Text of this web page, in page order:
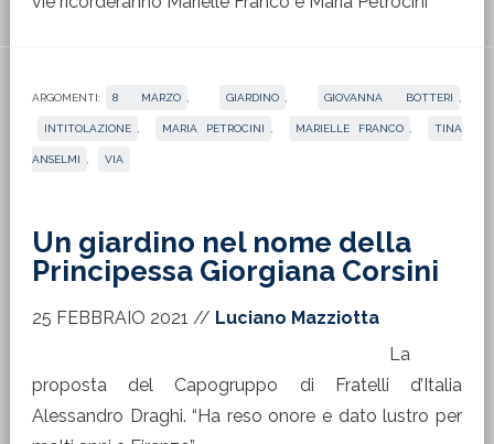
ARGOMENTI: 8 MARZO GIARDINO GIOVANNA BOTTERI
INTITOLAZIONE MARIA PETROCINI MARIELLE FRANCO TINA
ANSELMI VIA
Un giardino nel nome della
Principessa Giorgiana Corsini
25 FEBBRAIO 2021 // Luciano Mazziotta
La
proposta del Capogruppo di Fratelli d’Italia
Alessandro Draghi. “Ha reso onore e dato lustro per